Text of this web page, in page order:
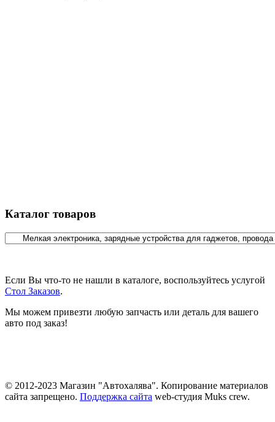
Каталог товаров
Если Вы что-то не нашли в каталоге, воспользуйтесь услугой
Стол Заказов.
Мы можем привезти любую запчасть или деталь для вашего
авто под заказ!
© 2012-2023 Магазин "Автохалява". Копирование материалов
сайта запрещено. Поддержка сайта web-студия Muks crew.